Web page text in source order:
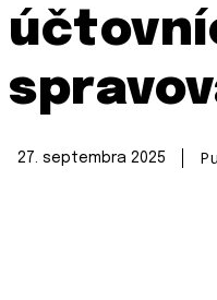
27. septembra 2025